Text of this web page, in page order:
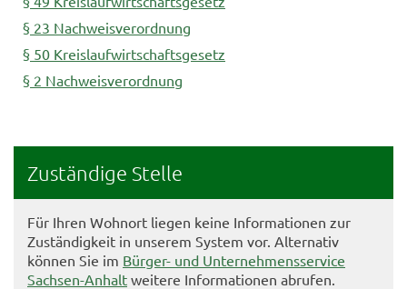
§ 23 Nachweisverordnung
§ 50 Kreislaufwirtschaftsgesetz
§ 2 Nachweisverordnung
Zuständige Stelle
Für Ihren Wohnort liegen keine Informationen zur
Zuständigkeit in unserem System vor. Alternativ
können Sie im Bürger- und Unternehmensservice
Sachsen-Anhalt weitere Informationen abrufen.